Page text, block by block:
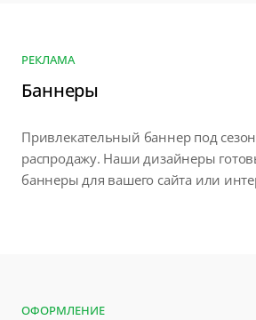
РЕКЛАМА
Баннеры
Привлекательный баннер под
распродажу. Наши дизайнеры
баннеры для вашего сайта или
ОФОРМЛЕНИЕ